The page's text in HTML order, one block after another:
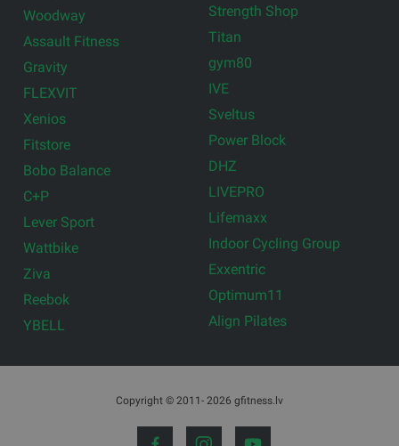
Woodway
Assault Fitness
Gravity
FLEXVIT
Xenios
Fitstore
Bobo Balance
C+P
Lever Sport
Wattbike
Ziva
Reebok
YBELL
Strength Shop
Titan
gym80
IVE
Sveltus
Power Block
DHZ
LIVEPRO
Lifemaxx
Indoor Cycling Group
Exxentric
Optimum11
Align Pilates
Copyright © 2011- 2026 gfitness.lv